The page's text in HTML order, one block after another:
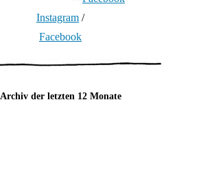
Instagram /
Facebook
Archiv der letzten 12 Monate